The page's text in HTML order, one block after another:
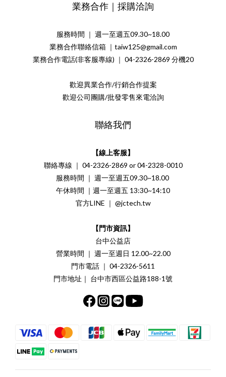
業務合作｜採購洽詢
服務時間 ｜ 週一至週五09.30~18.00
業務合作聯絡信箱 ｜taiw125@gmail.com
業務合作電話(非客服專線) ｜ 04-2326-2869 分機20
歡迎異業合作/行銷合作提案
歡迎公司團購/批發零售來電洽詢
聯絡我們
【線上客服】
聯絡專線 ｜ 04-2326-2869 or 04-2328-0010
服務時間 ｜ 週一至週五09.30~18.00
午休時間 ｜週一至週五 13:30~14:10
官方LINE ｜ @jctech.tw
【門市資訊】
台中公益店
營業時間 ｜ 週一至週日 12.00~22.00
門市電話 ｜ 04-2326-5611
門市地址｜ 台中市西區公益路188-1號